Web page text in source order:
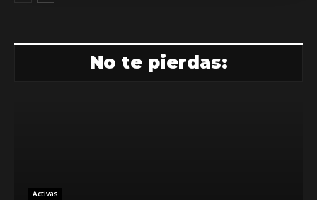
No te pierdas:
Activas